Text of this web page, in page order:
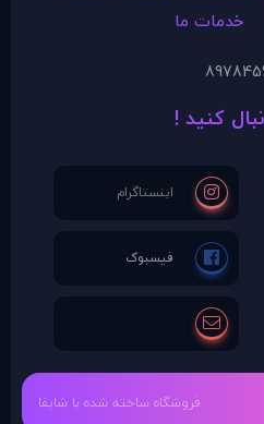
خدمات ما
کنید !
فروشگاه ساخته شده با شاپفا